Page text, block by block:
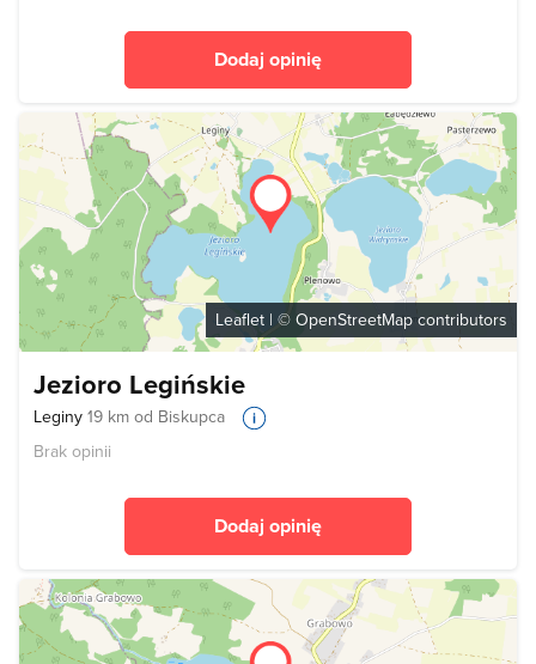
Dodaj opinię
Leaflet | © OpenStreetMap contributors
Jezioro Legińskie
Leginy 19 km od Biskupca
Brak opinii
Dodaj opinię